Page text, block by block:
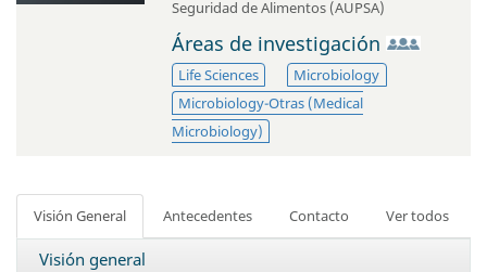
Seguridad de Alimentos (AUPSA)
Áreas de investigación
Life Sciences
Microbiology
Microbiology-Otras (Medical
Microbiology)
Visión General Antecedentes Contacto Ver todos
Visión general